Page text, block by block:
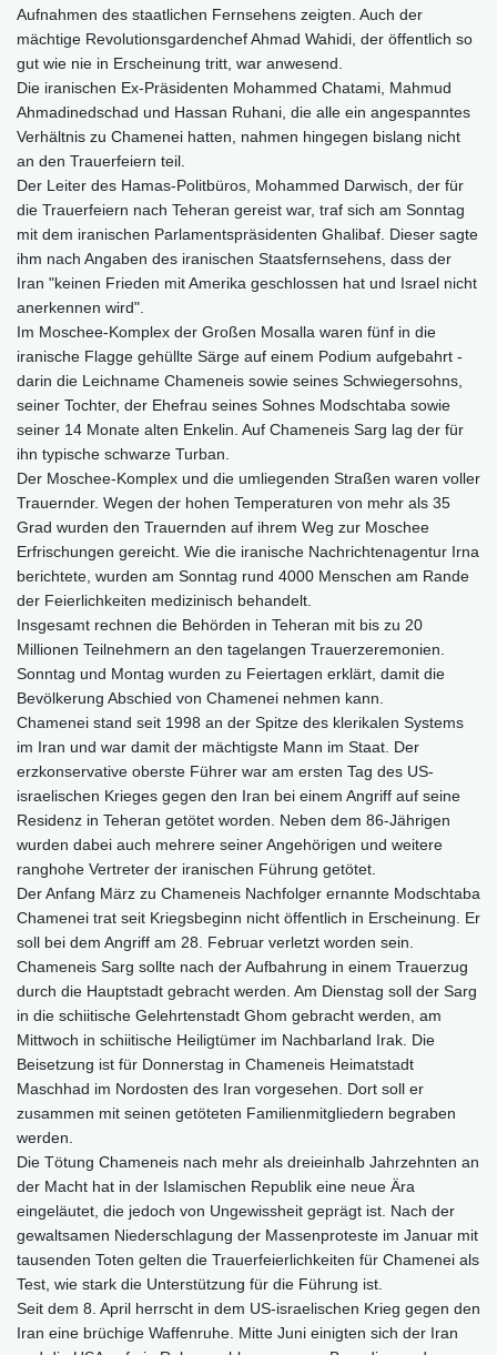
Aufnahmen des staatlichen Fernsehens zeigten. Auch der
mächtige Revolutionsgardenchef Ahmad Wahidi, der öffentlich so
gut wie nie in Erscheinung tritt, war anwesend.
Die iranischen Ex-Präsidenten Mohammed Chatami, Mahmud
Ahmadinedschad und Hassan Ruhani, die alle ein angespanntes
Verhältnis zu Chamenei hatten, nahmen hingegen bislang nicht
an den Trauerfeiern teil.
Der Leiter des Hamas-Politbüros, Mohammed Darwisch, der für
die Trauerfeiern nach Teheran gereist war, traf sich am Sonntag
mit dem iranischen Parlamentspräsidenten Ghalibaf. Dieser sagte
ihm nach Angaben des iranischen Staatsfernsehens, dass der
Iran "keinen Frieden mit Amerika geschlossen hat und Israel nicht
anerkennen wird".
Im Moschee-Komplex der Großen Mosalla waren fünf in die
iranische Flagge gehüllte Särge auf einem Podium aufgebahrt -
darin die Leichname Chameneis sowie seines Schwiegersohns,
seiner Tochter, der Ehefrau seines Sohnes Modschtaba sowie
seiner 14 Monate alten Enkelin. Auf Chameneis Sarg lag der für
ihn typische schwarze Turban.
Der Moschee-Komplex und die umliegenden Straßen waren voller
Trauernder. Wegen der hohen Temperaturen von mehr als 35
Grad wurden den Trauernden auf ihrem Weg zur Moschee
Erfrischungen gereicht. Wie die iranische Nachrichtenagentur Irna
berichtete, wurden am Sonntag rund 4000 Menschen am Rande
der Feierlichkeiten medizinisch behandelt.
Insgesamt rechnen die Behörden in Teheran mit bis zu 20
Millionen Teilnehmern an den tagelangen Trauerzeremonien.
Sonntag und Montag wurden zu Feiertagen erklärt, damit die
Bevölkerung Abschied von Chamenei nehmen kann.
Chamenei stand seit 1998 an der Spitze des klerikalen Systems
im Iran und war damit der mächtigste Mann im Staat. Der
erzkonservative oberste Führer war am ersten Tag des US-
israelischen Krieges gegen den Iran bei einem Angriff auf seine
Residenz in Teheran getötet worden. Neben dem 86-Jährigen
wurden dabei auch mehrere seiner Angehörigen und weitere
ranghohe Vertreter der iranischen Führung getötet.
Der Anfang März zu Chameneis Nachfolger ernannte Modschtaba
Chamenei trat seit Kriegsbeginn nicht öffentlich in Erscheinung. Er
soll bei dem Angriff am 28. Februar verletzt worden sein.
Chameneis Sarg sollte nach der Aufbahrung in einem Trauerzug
durch die Hauptstadt gebracht werden. Am Dienstag soll der Sarg
in die schiitische Gelehrtenstadt Ghom gebracht werden, am
Mittwoch in schiitische Heiligtümer im Nachbarland Irak. Die
Beisetzung ist für Donnerstag in Chameneis Heimatstadt
Maschhad im Nordosten des Iran vorgesehen. Dort soll er
zusammen mit seinen getöteten Familienmitgliedern begraben
werden.
Die Tötung Chameneis nach mehr als dreieinhalb Jahrzehnten an
der Macht hat in der Islamischen Republik eine neue Ära
eingeläutet, die jedoch von Ungewissheit geprägt ist. Nach der
gewaltsamen Niederschlagung der Massenproteste im Januar mit
tausenden Toten gelten die Trauerfeierlichkeiten für Chamenei als
Test, wie stark die Unterstützung für die Führung ist.
Seit dem 8. April herrscht in dem US-israelischen Krieg gegen den
Iran eine brüchige Waffenruhe. Mitte Juni einigten sich der Iran